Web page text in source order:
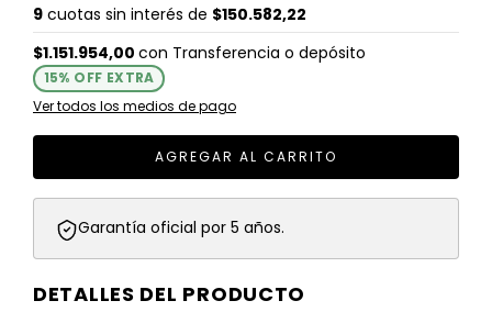
9 cuotas sin interés de $150.582,22
$1.151.954,00 con Transferencia o depósito
15% OFF EXTRA
Ver todos los medios de pago
Garantía oficial por 5 años.
DETALLES DEL PRODUCTO